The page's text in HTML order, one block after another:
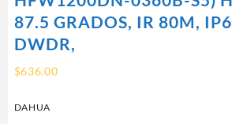
87.5 GRADOS, IR 80M,
DWDR,
$636.00
DAHUA